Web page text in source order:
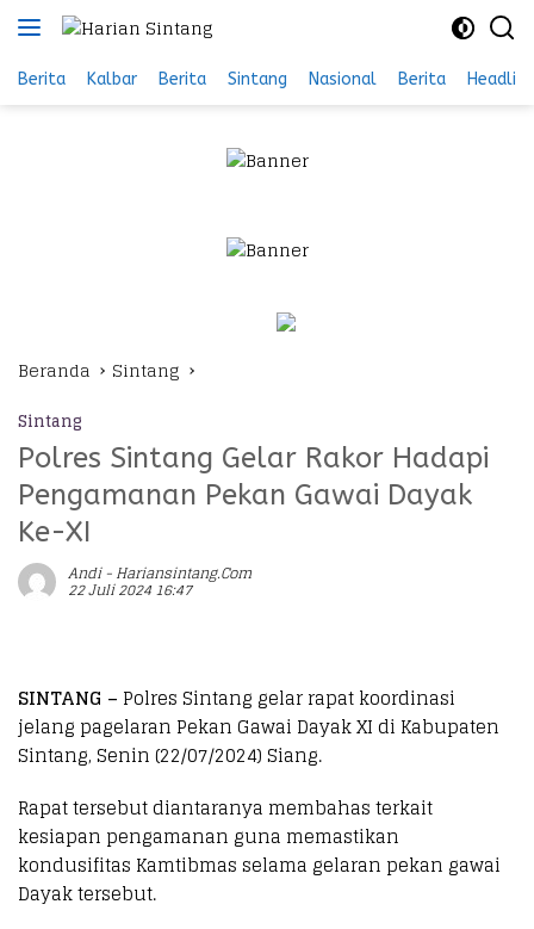
Langsung
ke
konten
Berita Kalbar Berita Sintang Nasional Berita Headline
Beranda Sintang
Sintang
Polres Sintang Gelar Rakor Hadapi
Pengamanan Pekan Gawai Dayak
Ke-XI
Andi - Hariansintang.com
22 Juli 2024 16:47
SINTANG – Polres Sintang gelar rapat koordinasi
jelang pagelaran Pekan Gawai Dayak XI di Kabupaten
Sintang, Senin (22/07/2024) Siang.
Rapat tersebut diantaranya membahas terkait
kesiapan pengamanan guna memastikan
kondusifitas Kamtibmas selama gelaran pekan gawai
Dayak tersebut.